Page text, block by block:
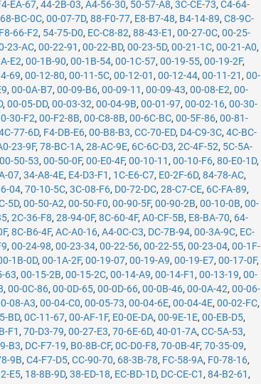
EA-67,44-2B-03,A4-56-30, 50-57-A8,3C-CE-73,C4-64-
68-BC-0C,00-07-7D,88-F0-77, E8-B7-48, B4-14-89,C8-9C-
F8-66-F2, 54-75-D0, EC-C8-82,88-43-E1 ,00-27-0C,00-25-
23-AC,00-22-91 ,00-22-BD,00-23-5D,00-21-1C,00-21-A0,
E2,00-1B-90,00-1B-54,00-1C-57,00-19-55,00-19-2F,
69,00-12-80,00-11-5C,00-12-01 ,00-12-44,00-11-21 ,00-
,00-0A-B7,00-09-B6,00-09-11 ,00-09-43,00-08-E2,00-
,00-05-DD,00-03-32,00-04-9B,00-01-97,00-02-16,00-30-
30-F2,00-F2-8B,00-C8-8B,00-6C-BC,00-5F-86,00-81-
77-6D, F4-DB-E6,00-B8-B3,CC-70-ED, D4-C9-3C,4C-BC-
23-9F,78-BC-1A,28-AC-9E, 6C-6C-D3,2C-4F-52, 5C-5A-
00-50-53,00-50-0F,00-E0-4F,00-10-11 ,00-10-F6,80-E0-1D,
07,34-A8-4E, E4-D3-F1 , 1C-E6-C7, E0-2F-6D,84-78-AC,
04,70-10-5C,3C-08-F6, D0-72-DC,28-C7-CE, 6C-FA-89,
5D,00-50-A2,00-50-F0,00-90-5F,00-90-2B,00-10-0B,00-
,2C-36-F8,28-94-0F,8C-60-4F,A0-CF-5B, E8-BA-70, 64-
,8C-B6-4F,AC-A0-16,A4-0C-C3, DC-7B-94,00-3A-9C, EC-
,00-24-98,00-23-34,00-22-56,00-22-55,00-23-04,00-1F-
1B-0D,00-1A-2F,00-19-07,00-19-A9,00-19-E7,00-17-0F,
63,00-15-2B,00-15-2C,00-14-A9,00-14-F1 ,00-13-19,00-
,00-0C-86,00-0D-65,00-0D-66,00-0B-46,00-0A-42,00-06-
08-A3,00-04-C0,00-05-73,00-04-6E,00-04-4E,00-02-FC,
BD,0C-11-67,00-AF-1F, E0-0E-DA,00-9E-1E,00-EB-D5,
F1 ,70-D3-79,00-27-E3,70-6E-6D,40-01-7A,CC-5A-53,
B3, DC-F7-19, B0-8B-CF,0C-D0-F8,70-0B-4F,70-35-09,
9B,C4-F7-D5,CC-90-70, 68-3B-78, FC-58-9A, F0-78-16,
E5, 18-8B-9D,38-ED-18, EC-BD-1D, DC-CE-C1 ,84-B2-61 ,